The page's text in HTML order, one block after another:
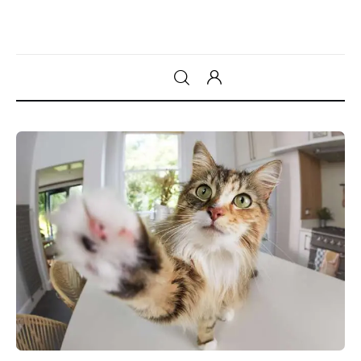
Tecnologia
Sicurezza
Intrattenimento
Web Log